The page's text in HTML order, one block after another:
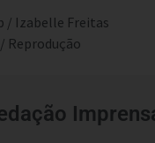
/ Izabelle Freitas
Reprodução